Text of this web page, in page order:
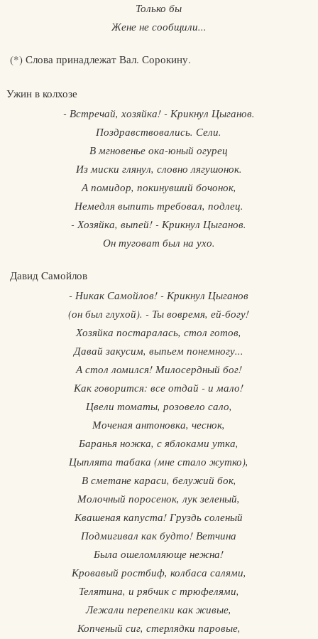
Только бы
Жене не сообщили...
(*) Слова принадлежат Вал. Сорокину.
Ужин в колхозе
- Встречай, хозяйка! - Крикнул Цыганов.
Поздравствовались. Сели.
В мгновенье ока-юный огурец
Из миски глянул, словно лягушонок.
А помидор, покинувший бочонок,
Немедля выпить требовал, подлец.
- Хозяйка, выпей! - Крикнул Цыганов.
Он туговат был на ухо.
Давид Cамойлов
- Никак Самойлов! - Крикнул Цыганов
(он был глухой). - Ты вовремя, ей-богу!
Хозяйка постаралась, стол готов,
Давай закусим, выпьем понемногу...
А стол ломился! Милосердный бог!
Как говорится: все отдай - и мало!
Цвели томаты, розовело сало,
Моченая антоновка, чеснок,
Баранья ножка, с яблоками утка,
Цыплята табака (мне стало жутко),
В сметане караси, белужий бок,
Молочный поросенок, лук зеленый,
Квашеная капуста! Груздь соленый
Подмигивал как будто! Ветчина
Была ошеломляюще нежна!
Кровавый ростбиф, колбаса салями,
Телятина, и рябчик с трюфелями,
Лежали перепелки как живые,
Копченый сиг, стерлядки паровые,